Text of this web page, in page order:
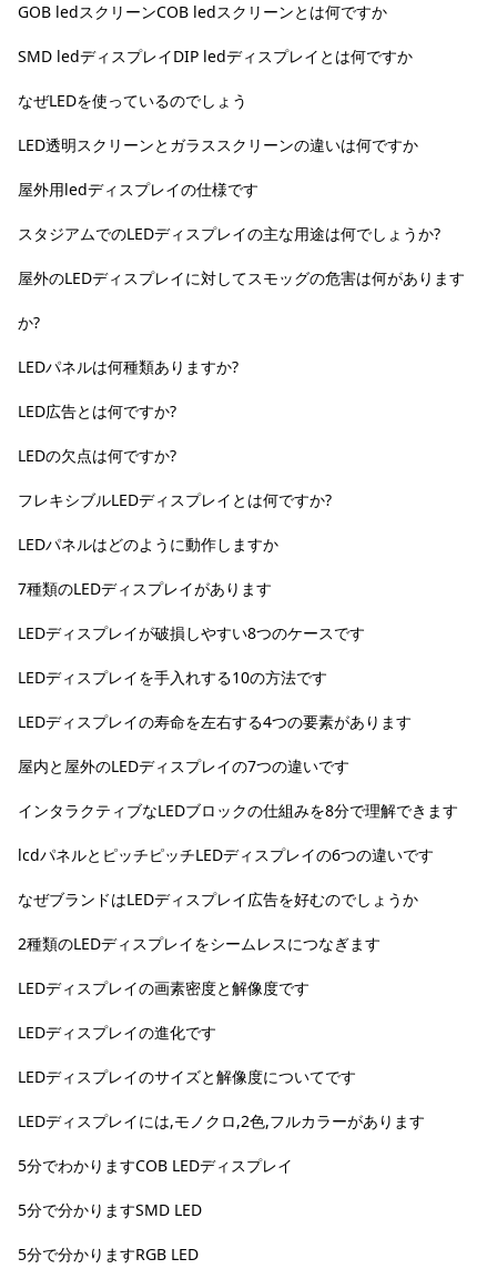
GOB ledスクリーンCOB ledスクリーンとは何ですか
SMD ledディスプレイDIP ledディスプレイとは何ですか
なぜLEDを使っているのでしょう
LED透明スクリーンとガラススクリーンの違いは何ですか
屋外用ledディスプレイの仕様です
スタジアムでのLEDディスプレイの主な用途は何でしょうか?
屋外のLEDディスプレイに対してスモッグの危害は何があります
か?
LEDパネルは何種類ありますか?
LED広告とは何ですか?
LEDの欠点は何ですか?
フレキシブルLEDディスプレイとは何ですか?
LEDパネルはどのように動作しますか
7種類のLEDディスプレイがあります
LEDディスプレイが破損しやすい8つのケースです
LEDディスプレイを手入れする10の方法です
LEDディスプレイの寿命を左右する4つの要素があります
屋内と屋外のLEDディスプレイの7つの違いです
インタラクティブなLEDブロックの仕組みを8分で理解できます
lcdパネルとピッチピッチLEDディスプレイの6つの違いです
なぜブランドはLEDディスプレイ広告を好むのでしょうか
2種類のLEDディスプレイをシームレスにつなぎます
LEDディスプレイの画素密度と解像度です
LEDディスプレイの進化です
LEDディスプレイのサイズと解像度についてです
LEDディスプレイには,モノクロ,2色,フルカラーがあります
5分でわかりますCOB LEDディスプレイ
5分で分かりますSMD LED
5分で分かりますRGB LED